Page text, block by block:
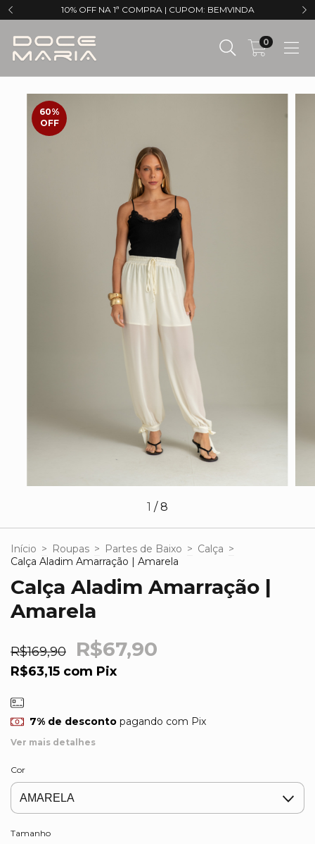
10% OFF NA 1ª COMPRA | CUPOM: BEMVINDA
0
60%
OFF
1 /8
Início > Roupas > Partes de Baixo > Calça >
Calça Aladim Amarração | Amarela
Calça Aladim Amarração |
Amarela
R$169,90 R$67,90
R$63,15 com Pix
7% de descontopagando com Pix
Ver mais detalhes
Cor
Tamanho